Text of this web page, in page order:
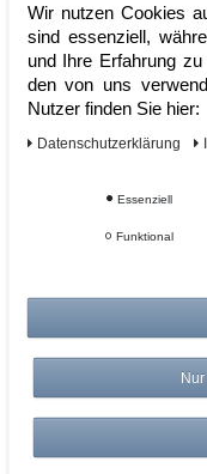
Hersteller:
Wir nutzen Cookies
sind essenziell,
und Ihre Erfahrung
den von uns
Nutzer finden Sie hier:
Daten­schutz­erklärung
Essenziell
Funktional